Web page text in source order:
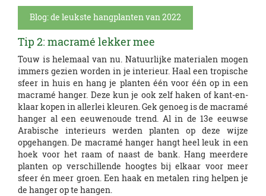
Blog: de leukste hangplanten van 2022
Tip 2: macramé lekker mee
Touw is helemaal van nu. Natuurlijke materialen mogen
immers gezien worden in je interieur. Haal een tropische
sfeer in huis en hang je planten één voor één op in een
macramé hanger. Deze kun je ook zelf haken of kant-en-
klaar kopen in allerlei kleuren. Gek genoeg is de macramé
hanger al een eeuwenoude trend. Al in de 13e eeuwse
Arabische interieurs werden planten op deze wijze
opgehangen. De macramé hanger hangt heel leuk in een
hoek voor het raam of naast de bank. Hang meerdere
planten op verschillende hoogtes bij elkaar voor meer
sfeer én meer groen. Een haak en metalen ring helpen je
de hanger op te hangen.